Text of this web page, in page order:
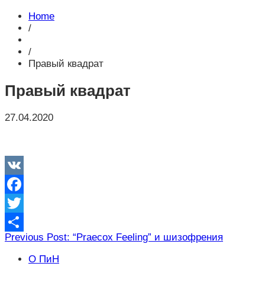
Home
/
/
Правый квадрат
Правый квадрат
27.04.2020
VK
Facebook
Twitter
Отправить
Навигация
по
Previous Post: “Praecox Feeling” и шизофрения
О ПиН